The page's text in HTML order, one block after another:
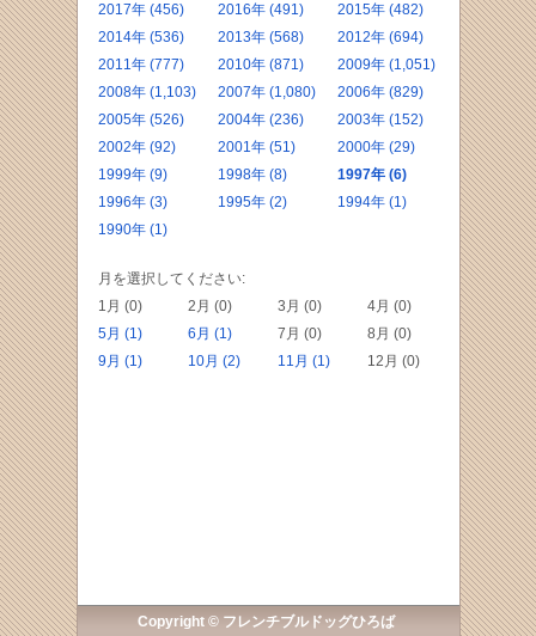
2017年 (456)
2016年 (491)
2015年 (482)
2014年 (536)
2013年 (568)
2012年 (694)
2011年 (777)
2010年 (871)
2009年 (1,051)
2008年 (1,103)
2007年 (1,080)
2006年 (829)
2005年 (526)
2004年 (236)
2003年 (152)
2002年 (92)
2001年 (51)
2000年 (29)
1999年 (9)
1998年 (8)
1997年 (6)
1996年 (3)
1995年 (2)
1994年 (1)
1990年 (1)
月を選択してください:
1月 (0)
2月 (0) 3月 (0)
4月 (0)
5月 (1)
6月 (1) 7月 (0)
8月 (0)
9月 (1)
10月 (2) 11月 (1) 12月 (0)
Copyright © フレンチブルドッグひろば